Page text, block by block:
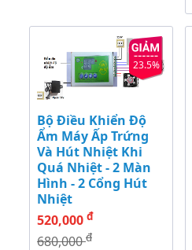
23.5%
Bộ Điều Khiển Độ
Ẩm Máy Ấp Trứng
Và Hút Nhiệt Khi
Quá Nhiệt - 2 Màn
Hình - 2 Cổng Hút
Nhiệt
520,000 đ
680,000đ